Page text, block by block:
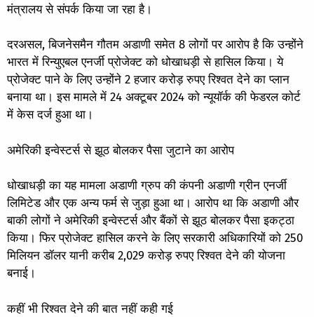
मंत्रालय से संपर्क किया जा रहा है।
दरअसल, बिजनेसमैन गौतम अडाणी समेत 8 लोगों पर आरोप है कि उन्होंने
भारत में रिन्युएबल एनर्जी प्रोजेक्ट को धोखाधड़ी से हासिल किया। ये
प्रोजेक्ट पाने के लिए उन्होंने 2 हजार करोड़ रुपए रिश्वत देने का प्लान
बनाया था। इस मामले में 24 अक्टूबर 2024 को न्यूयॉर्क की फेडरल कोर्ट
में केस दर्ज हुआ था।
अमेरिकी इन्वेस्टर्स से झूठ बोलकर पैसा जुटाने का आरोप
धोखाधड़ी का यह मामला अडाणी ग्रुप की कंपनी अडाणी ग्रीन एनर्जी
लिमिटेड और एक अन्य फर्म से जुड़ा हुआ था। आरोप था कि अडाणी और
बाकी लोगों ने अमेरिकी इन्वेस्टर्स और बैंकों से झूठ बोलकर पैसा इकट्ठा
किया। फिर प्रोजेक्ट हासिल करने के लिए सरकारी अधिकारियों को 250
मिलियन डॉलर यानी करीब 2,029 करोड़ रुपए रिश्वत देने की योजना
बनाई।
कहीं भी रिश्वत देने की बात नहीं कही गई